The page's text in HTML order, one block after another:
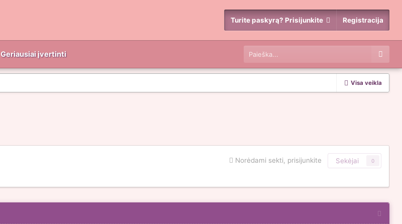
Turite paskyrą? Prisijunkite Registracija
Geriausiai įvertinti
Visa veikla
Norėdami sekti, prisijunkite Sekėjai 0